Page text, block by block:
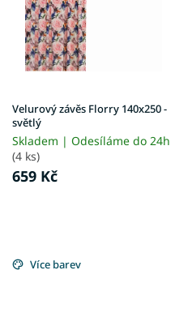
Velurový závěs Florry 140x250 -
světlý
Skladem | Odesíláme do 24h
(4 ks)
659 Kč
Více barev